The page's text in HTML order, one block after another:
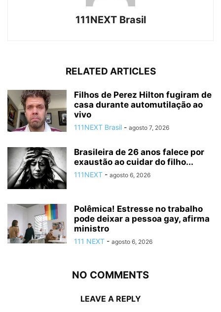
111NEXT Brasil
RELATED ARTICLES
Filhos de Perez Hilton fugiram de
casa durante automutilação ao
vivo
111NEXT Brasil - agosto 7, 2026
Brasileira de 26 anos falece por
exaustão ao cuidar do filho...
111NEXT - agosto 6, 2026
Polêmica! Estresse no trabalho
pode deixar a pessoa gay, afirma
ministro
111 NEXT - agosto 6, 2026
NO COMMENTS
LEAVE A REPLY